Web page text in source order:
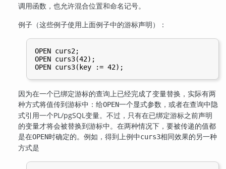
调用函数，也允许混合位置和命名记号。
例子（这些例子使用上面例子中的游标声明）：
OPEN curs2;
OPEN curs3(42);
因为在一个已绑定游标的查询上已经完成了变量替换，实际有两
种方式将值传到游标中：给OPEN一个显式参数，或者在查询中隐
式引用一个PL/pgSQL变量。不过，只有在已绑定游标之前声明
的变量才将会被替换到游标中。在两种情况下，要被传递的值都
是在OPEN时确定的。例如，得到上例中curs3相同效果的另一种
方式是